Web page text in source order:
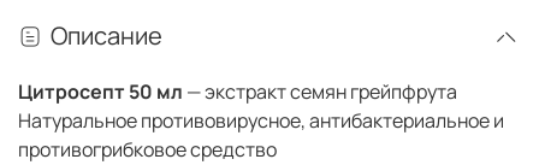
Описание
Цитросепт 50 мл — экстракт семян грейпфрута
Натуральное противовирусное, антибактериальное и
противогрибковое средство